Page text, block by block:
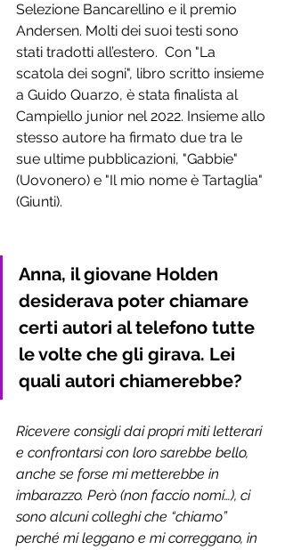
Selezione Bancarellino e il premio
Andersen. Molti dei suoi testi sono
stati tradotti all’estero.  Con "La
scatola dei sogni", libro scritto insieme
a Guido Quarzo, è stata finalista al
Campiello junior nel 2022. Insieme allo
stesso autore ha firmato due tra le
sue ultime pubblicazioni, "Gabbie"
(Uovonero) e "Il mio nome è Tartaglia"
(Giunti).
Anna, il giovane Holden
desiderava poter chiamare
certi autori al telefono tutte
le volte che gli girava. Lei
quali autori chiamerebbe?
Ricevere consigli dai propri miti letterari
e confrontarsi con loro sarebbe bello,
anche se forse mi metterebbe in
imbarazzo. Però (non faccio nomi…), ci
sono alcuni colleghi che “chiamo”
perché mi leggano e mi correggano, in